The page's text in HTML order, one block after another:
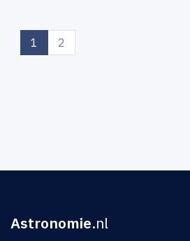
1 (current)
2
Astronomie.nl